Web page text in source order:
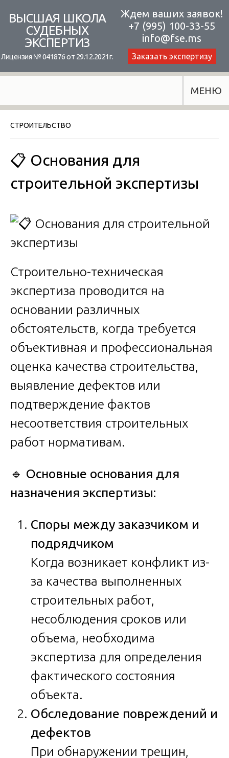
content
ВЫСШАЯ ШКОЛА
СУДЕБНЫХ
ЭКСПЕРТИЗ
Лицензия № 041876 от 29.12.2021г.
Ждем ваших заявок!
+7 (995) 100-33-55
info@fse.ms
Заказать экспертизу
МЕНЮ
СТРОИТЕЛЬСТВО
📋 Основания для
строительной экспертизы
Строительно-техническая
экспертиза проводится на
основании различных
обстоятельств, когда требуется
объективная и профессиональная
оценка качества строительства,
выявление дефектов или
подтверждение фактов
несоответствия строительных
работ нормативам.
🔹 Основные основания для
назначения экспертизы:
Споры между заказчиком и
подрядчиком
Когда возникает конфликт из-
за качества выполненных
строительных работ,
несоблюдения сроков или
объема, необходима
экспертиза для определения
фактического состояния
объекта.
Обследование повреждений и
дефектов
При обнаружении трещин,